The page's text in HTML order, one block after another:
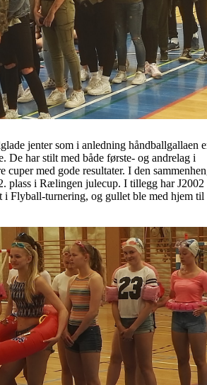
jenter som i anledning håndballgallaen
De har stilt med både første- og andrelag i
cuper med gode resultater. I den
plass i Rælingen julecup. I tillegg har J2002
i Flyball-turnering, og gullet ble med hjem til